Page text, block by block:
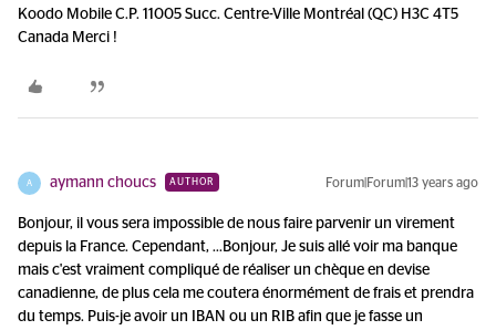
Koodo Mobile C.P. 11005 Succ. Centre-Ville Montréal (QC) H3C 4T5
Canada Merci !
A aymann choucs AUTHOR Forum|Forum|13 years ago
Bonjour, il vous sera impossible de nous faire parvenir un virement
depuis la France. Cependant, ...Bonjour, Je suis allé voir ma banque
mais c'est vraiment compliqué de réaliser un chèque en devise
canadienne, de plus cela me coutera énormément de frais et prendra
du temps. Puis-je avoir un IBAN ou un RIB afin que je fasse un